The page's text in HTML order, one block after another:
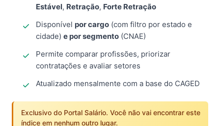
Estável, Retração, Forte Retração
Disponível por cargo (com filtro por estado e
cidade) e por segmento (CNAE)
Permite comparar profissões, priorizar
contratações e avaliar setores
Atualizado mensalmente com a base do CAGED
Exclusivo do Portal Salário. Você não vai encontrar este
índice em nenhum outro lugar.